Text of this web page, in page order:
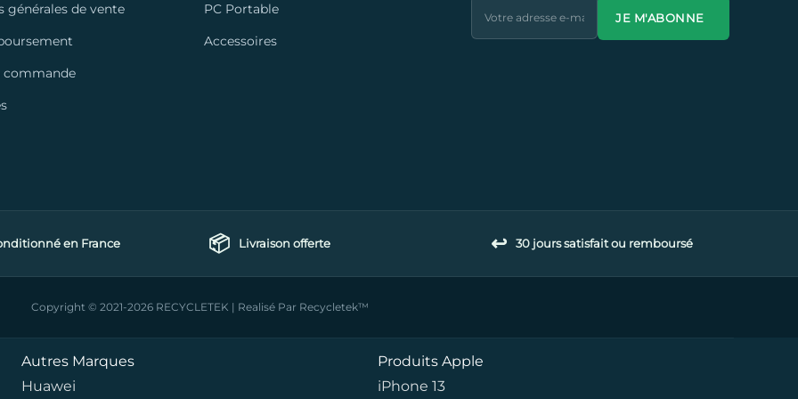
générales de vente
commande
PC Portable
Accessoires
JE M'ABONNE
en France 📦 Livraison offerte ↩️ 30 jours satisfait ou remboursé
Copyright © 2021-2026 RECYCLETEK | Realisé Par Recycletek™
Produits Apple
iPhone 13
Autres Marques
Huawei